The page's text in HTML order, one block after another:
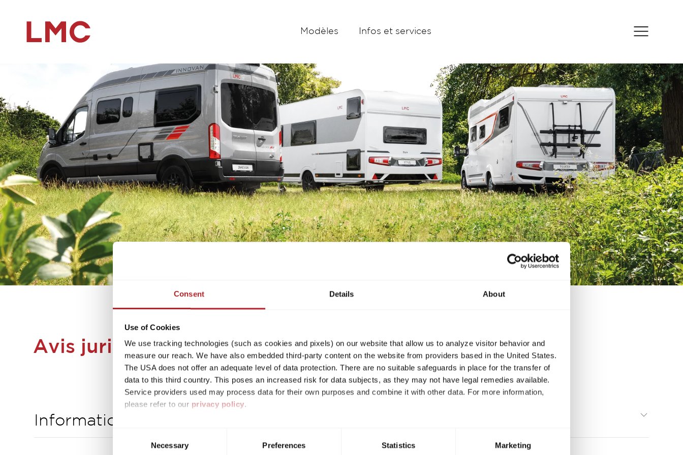
Consent Details About
Use of Cookies
We use tracking technologies (such as cookies and pixels) on our website that allow us to analyze visitor behavior and
measure our reach. We have also embedded third-party content on the website from providers based in the United States.
The USA does not offer an adequate level of data protection. There are no suitable safeguards in place for the transfer of
data to this third country. This poses an increased risk for data subjects, as they may not have legal remedies available.
Service providers used may process data for their own purposes and combine it with other data. For more information,
please refer to our privacy policy.
purposes mentioned. Consent is voluntary, not required to visit the website, and can be revoked at any time through the
settings. If you click on Reject, only the necessary cookies will be set on the website, which are required for the trouble-
Necessary Preferences Statistics Marketing
Modèles Infos et services
Avis juridiques sur les informations relatives aux poids
Informations légales pour les camping-cars